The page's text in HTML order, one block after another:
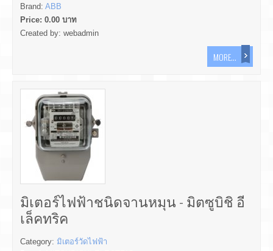
Brand: ABB
Price: 0.00 บาท
Created by: webadmin
MORE...
มิเตอร์ไฟฟ้าชนิดจานหมุน - มิตซูบิชิ อี
เล็คทริค
Category: มิเตอร์วัดไฟฟ้า